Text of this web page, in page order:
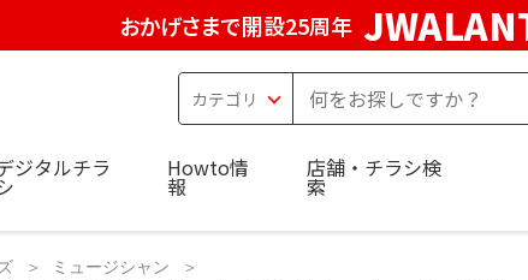
おかげさまで開設25周年
ジタルチラ Howto情
報
店舗・チラシ検
索
ミュージシャン